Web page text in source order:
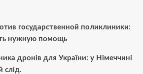
государственной поликлиники:
нужную помощь
дронів для України: у Німеччині
слід.